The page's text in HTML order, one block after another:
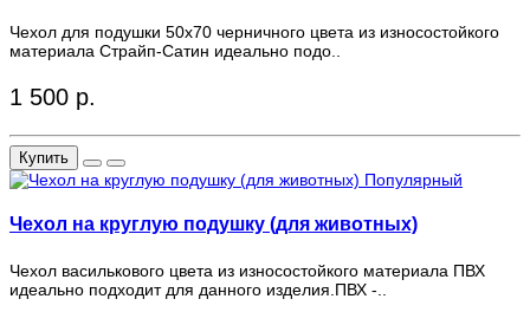
Чехол для подушки 50x70 черничного цвета из износостойкого
материала Страйп-Сатин идеально подо..
1 500 р.
Купить
Популярный
Чехол на круглую подушку (для животных)
Чехол василькового цвета из износостойкого материала ПВХ
идеально подходит для данного изделия.ПВХ -..